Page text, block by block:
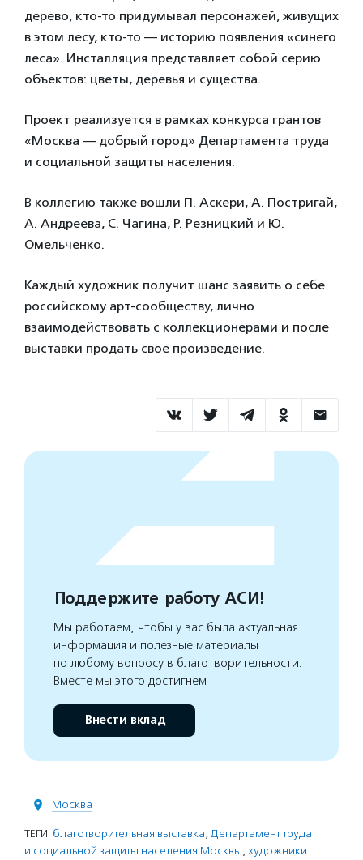
дерево, кто-то придумывал персонажей, живущих
в этом лесу, кто-то — историю появления «синего
леса». Инсталляция представляет собой серию
объектов: цветы, деревья и существа.
Проект реализуется в рамках конкурса грантов
«Москва — добрый город» Департамента труда
и социальной защиты населения.
В коллегию также вошли П. Аскери, А. Постригай,
А. Андреева, С. Чагина, Р. Резницкий и Ю.
Омельченко.
Каждый художник получит шанс заявить о себе
российскому арт-сообществу, лично
взаимодействовать с коллекционерами и после
выставки продать свое произведение.
Поддержите работу АСИ!
Мы работаем, чтобы у вас была актуальная
информация и полезные материалы
по любому вопросу в благотворительности.
Вместе мы этого достигнем
Внести вклад
Москва
ТЕГИ: благотворительная выставка, Департамент труда
и социальной защиты населения Москвы, художники